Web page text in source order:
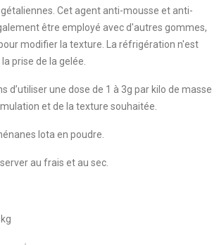
Cet agent anti-mousse et anti-
être employé avec d'autres gommes,
modifier la texture. La réfrigération n'est
prise de la gelée.
d’utiliser une dose de 1 à 3g par kilo de masse
et de la texture souhaitée.
Iota en poudre.
au frais et au sec.